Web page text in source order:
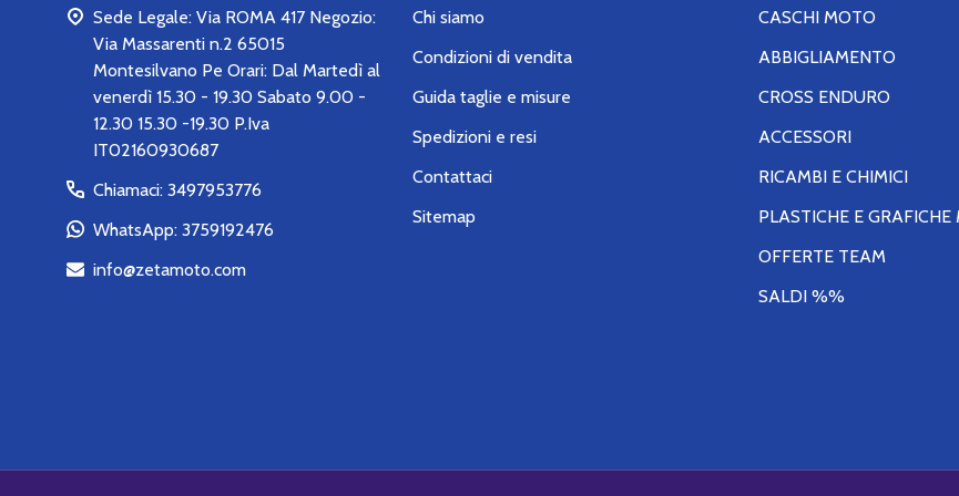
Sede Legale: Via ROMA 417 Negozio:
Via Massarenti n.2 65015
Montesilvano Pe Orari: Dal Martedì al
venerdì 15.30 - 19.30 Sabato 9.00 -
12.30 15.30 -19.30 P.Iva
IT02160930687
Chiamaci: 3497953776
WhatsApp: 3759192476
info@zetamoto.com
Chi siamo
Condizioni di vendita
Guida taglie e misure
Spedizioni e resi
Contattaci
Sitemap
CASCHI MOTO
ABBIGLIAMENTO
CROSS ENDURO
ACCESSORI
RICAMBI E CHIMICI
PLASTICHE E GRAFICHE
OFFERTE TEAM
SALDI %%